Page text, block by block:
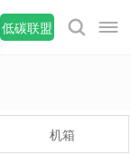
低碳联盟
机箱